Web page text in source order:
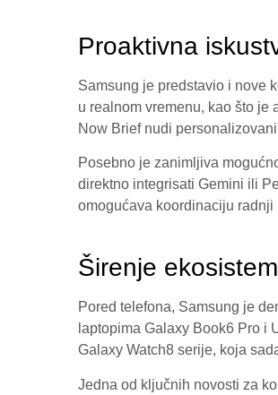
Proaktivna
Samsung je predstavio i nove
u realnom vremenu, kao što je
Now Brief nudi
Posebno je zanimljiva
direktno integrisati Gemini ili
omogućava koordinaciju
Širenje
Pored telefona, Samsung je
laptopima Galaxy Book6 Pro i
Galaxy Watch8 serije, koja
Jedna od ključnih novosti za